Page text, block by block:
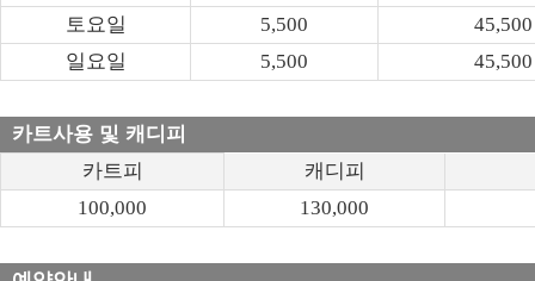
토요일
5,500
45,500
일요일
5,500 45,500
카트사용 및 캐디피
카트피
캐디피
100,000
130,000